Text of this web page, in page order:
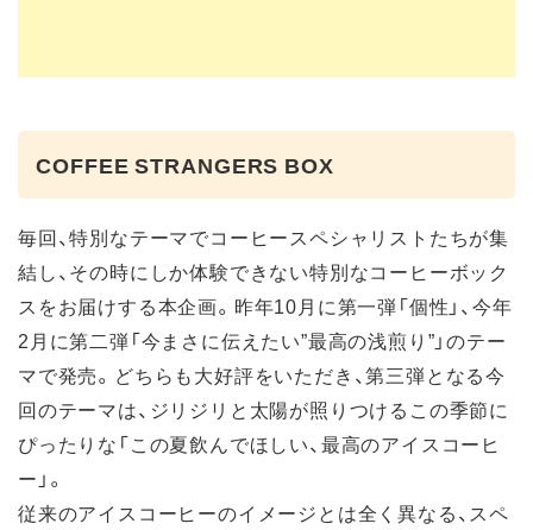
COFFEE STRANGERS BOX
毎回、特別なテーマでコーヒースペシャリストたちが集
結し、その時にしか体験できない特別なコーヒーボック
スをお届けする本企画。昨年10月に第一弾「個性」、今年
2月に第二弾「今まさに伝えたい”最高の浅煎り”」のテー
マで発売。どちらも大好評をいただき、第三弾となる今
回のテーマは、ジリジリと太陽が照りつけるこの季節に
ぴったりな「この夏飲んでほしい、最高のアイスコーヒ
ー」。
従来のアイスコーヒーのイメージとは全く異なる、スペ